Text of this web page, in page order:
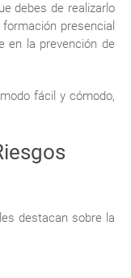
debes de realizarlo
presencial
en la prevención de
fácil y cómodo,
destacan sobre la